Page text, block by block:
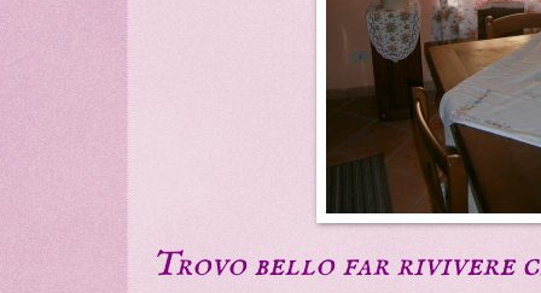
Trovo bello far rivivere